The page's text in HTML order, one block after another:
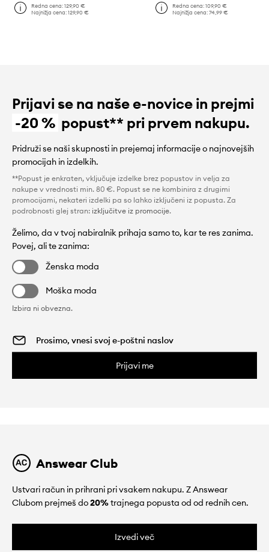
Redna cena:129,90 €
Najnižja cena:129,90 €
Redna cena: 109,90 €
Najnižja cena: 74,99 €
Prijavi se na naše e-novice in prejmi
-20 % popust** pri prvem nakupu.
Pridruži se naši skupnosti in prejemaj informacije o najnovejših
promocijah in izdelkih.
**Popust je enkraten, vključuje izdelke brez popustov in velja za
nakupe v vrednosti min. 80 €. Popust se ne kombinira z drugimi
promocijami, nekateri izdelki pa so lahko izključeni iz popusta. Za
podrobnosti glej stran: izključitve iz promocije.
Želimo, da v tvoj nabiralnik prihaja samo to, kar te res zanima.
Povej, ali te zanima:
Ženska moda
Moška moda
Izbira ni obvezna.
Prijavi me
Answear Club
Ustvari račun in prihrani pri vsakem nakupu. Z Answear
Clubom prejmeš do20%trajnega popusta od od rednih cen.
Izvedi več